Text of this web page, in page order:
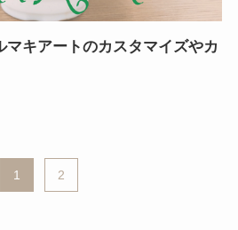
マキアートのカスタマイズやカ
1 2